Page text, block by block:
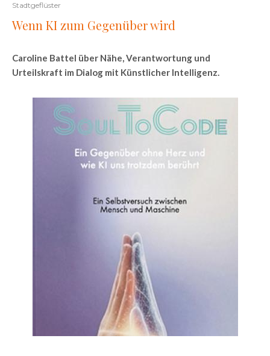
Stadtgeflüster
Wenn KI zum Gegenüber wird
Caroline Battel über Nähe, Verantwortung und
Urteilskraft im Dialog mit Künstlicher Intelligenz.